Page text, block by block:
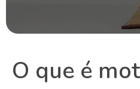
O que é